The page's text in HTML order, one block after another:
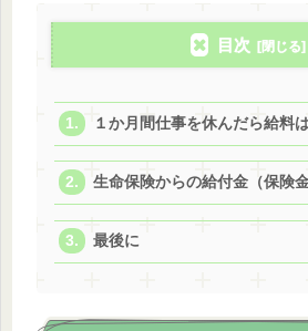
目次
１か月間仕事を休んだら給料
生命保険からの給付金（保険
最後に